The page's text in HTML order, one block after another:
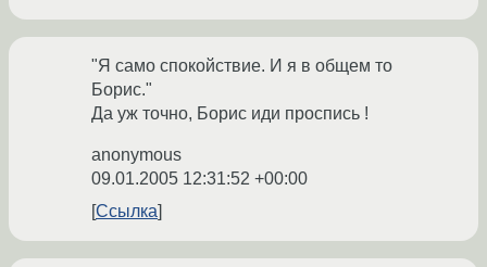
"Я само спокойствие. И я в общем то
Борис."
Да уж точно, Борис иди проспись !
anonymous
09.01.2005 12:31:52 +00:00
Ссылка